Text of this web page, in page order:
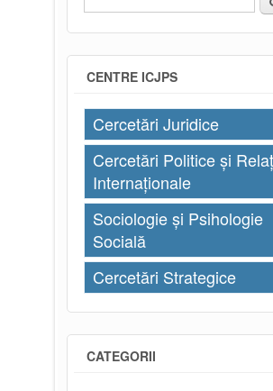
Formular de căutare
CENTRE ICJPS
Cercetări Juridice
Cercetări Politice și
Internaționale
Sociologie și Psihologie
Socială
Cercetări Strategice
CATEGORII